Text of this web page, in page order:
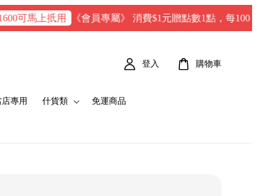
扺用 《會員專屬》 消費$1元贈點數1點，每100 點 = 1 元
專用 什貨類 免運商品
登入 購物車